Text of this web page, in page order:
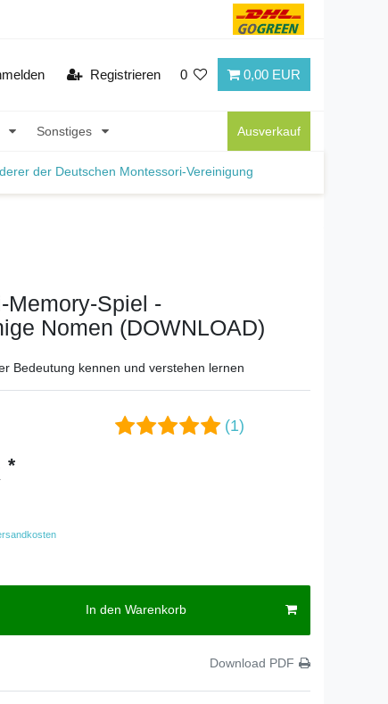
Registrieren 0 0,00 EUR
Sonstiges Ausverkauf
der Deutschen Montessori-Vereinigung
Memory-Spiel -
Nomen (DOWNLOAD)
Bedeutung kennen und verstehen lernen
(1)
*
In den Warenkorb
Download PDF